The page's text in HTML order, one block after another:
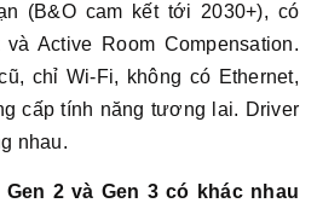
(B&O cam kết tới 2030+), có
Active Room Compensation.
chỉ Wi-Fi, không có Ethernet,
cấp tính năng tương lai. Driver
nhau.
2 và Gen 3 có khác nhau